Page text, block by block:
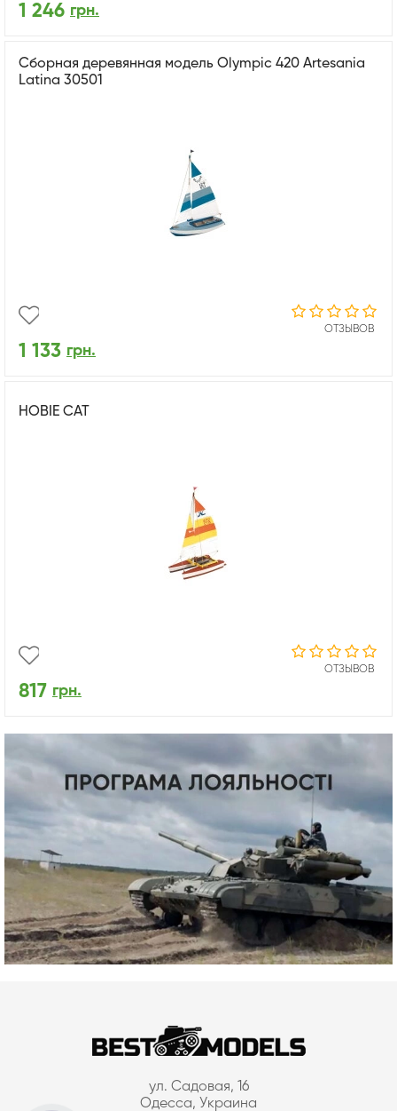
1 246 грн.
Сборная деревянная модель Olympic 420 Artesania
Latina 30501
ОТЗЫВОВ
1 133 грн.
HOBIE CAT
ОТЗЫВОВ
817 грн.
ул. Садовая, 16
Одесса, Украина